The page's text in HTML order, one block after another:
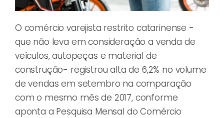
O comércio varejista restrito catarinense -
que não leva em consideração a venda de
veículos, autopeças e material de
construção- registrou alta de 6,2% no volume
de vendas em setembro na comparação
com o mesmo mês de 2017, conforme
aponta a Pesquisa Mensal do Comércio